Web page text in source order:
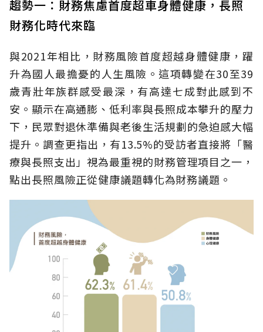
趨勢一：財務焦慮首度超車身體健康，長照
財務化時代來臨
與2021年相比，財務風險首度超越身體健康，躍
升為國人最擔憂的人生風險。這項轉變在30至39
歲青壯年族群感受最深，有高達七成對此感到不
安。顯示在高通膨、低利率與長照成本攀升的壓力
下，民眾對退休準備與老後生活規劃的急迫感大幅
提升。調查更指出，有13.5%的受訪者直接將「醫
療與長照支出」視為最重視的財務管理項目之一，
點出長照風險正從健康議題轉化為財務議題。